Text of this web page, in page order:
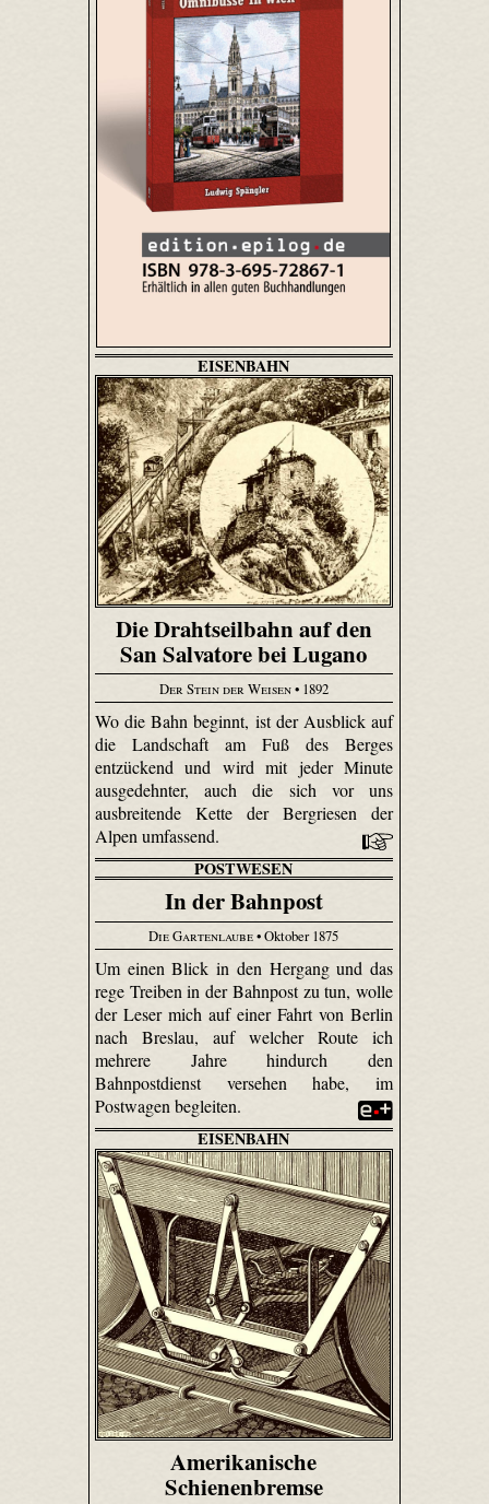
EISENBAHN
Die Drahtseilbahn auf den
San Salvatore bei Lugano
Der Stein der Weisen• 1892
Wo die Bahn beginnt, ist der Ausblick auf
die Landschaft am Fuß des Berges
entzückend und wird mit jeder Minute
ausgedehnter, auch die sich vor uns
ausbreitende Kette der Bergriesen der
Alpen umfassend.
POSTWESEN
In der Bahnpost
Die Gartenlaube• Oktober 1875
Um einen Blick in den Hergang und das
rege Treiben in der Bahnpost zu tun, wolle
der Leser mich auf einer Fahrt von Berlin
nach Breslau, auf welcher Route ich
mehrere Jahre hindurch den
Bahnpostdienst versehen habe, im
Postwagen begleiten.
EISENBAHN
Amerikanische
Schienenbremse